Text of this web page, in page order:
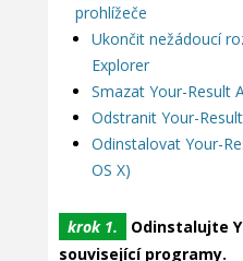
prohlížeče
Ukončit nežádoucí
Explorer
Smazat Your-Result
Odstranit Your-
Odinstalovat Your-
OS X)
krok 1.
Odinstalujte
související programy.